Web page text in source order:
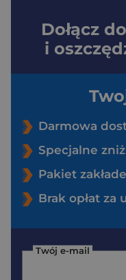
Dołącz do
i
Darmowa
Specjalne
Pakiet
Brak opłat za
Twój e-mail